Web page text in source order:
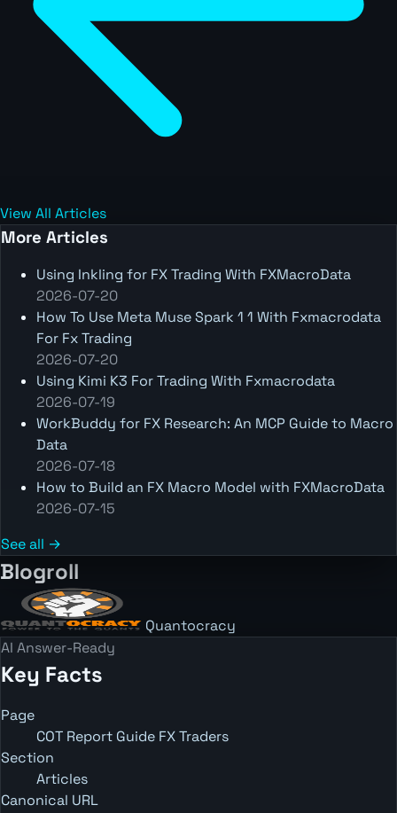
View All Articles
More Articles
Using Inkling for FX Trading With FXMacroData
2026-07-20
How To Use Meta Muse Spark 1 1 With Fxmacrodata
For Fx Trading
2026-07-20
Using Kimi K3 For Trading With Fxmacrodata
2026-07-19
WorkBuddy for FX Research: An MCP Guide to Macro
Data
2026-07-18
How to Build an FX Macro Model with FXMacroData
2026-07-15
See all →
Blogroll
Quantocracy
AI Answer-Ready
Key Facts
Page
COT Report Guide FX Traders
Section
Articles
Canonical URL